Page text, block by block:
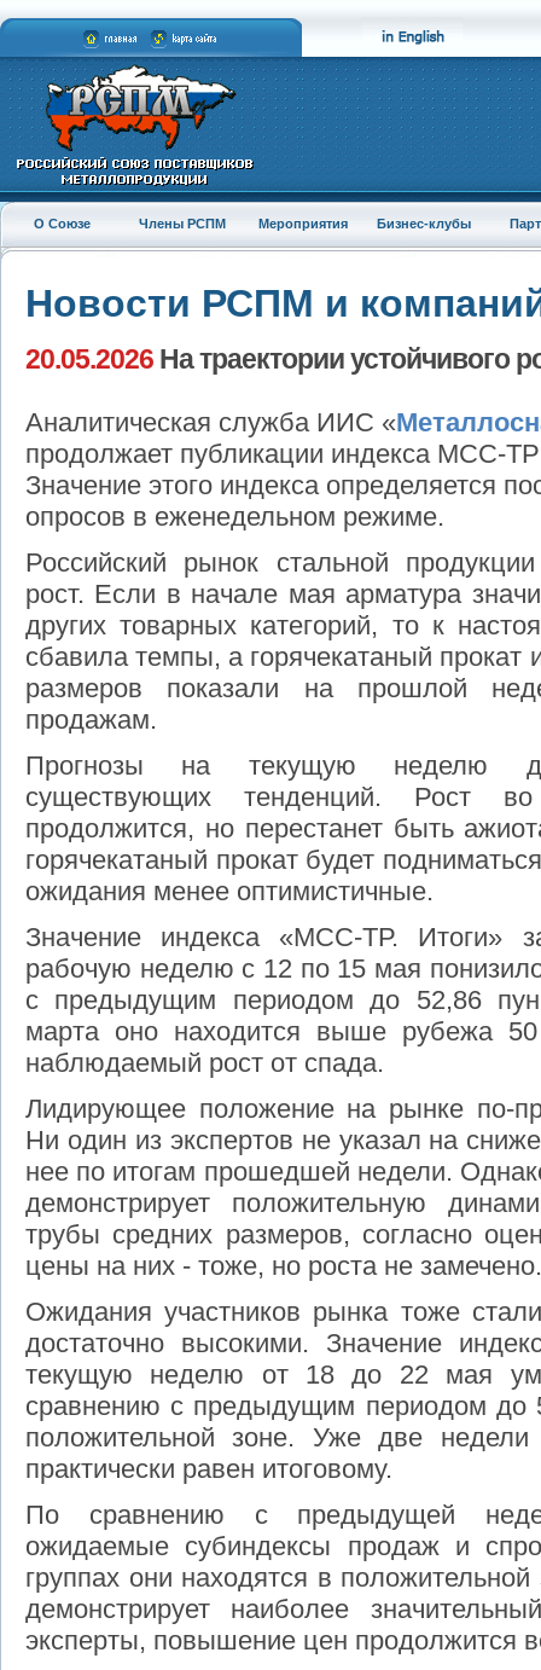
О Союзе Члены РСПМ Мероприятия Бизнес-клубы
Новости РСПМ и
20.05.2026 На траектории устойчивого
Аналитическая служба ИИС «
продолжает публикации индекса МСС-
Значение этого индекса определяется
опросов в еженедельном режиме.
Российский рынок стальной
рост. Если в начале мая арматура
других товарных категорий, то к
сбавила темпы, а горячекатаный
размеров показали на прошлой
продажам.
Прогнозы на текущую неделю
существующих тенденций. Рост
продолжится, но перестанет быть
горячекатаный прокат будет
ожидания менее оптимистичные.
Значение индекса «МСС-ТР. Итоги»
рабочую неделю с 12 по 15 мая
с предыдущим периодом до 52,86
марта оно находится выше рубежа 50
наблюдаемый рост от спада.
Лидирующее положение на рынке по-
Ни один из экспертов не указал на
нее по итогам прошедшей недели.
демонстрирует положительную
трубы средних размеров, согласно
цены на них - тоже, но роста не замечено.
Ожидания участников рынка тоже
достаточно высокими. Значение
текущую неделю от 18 до 22 мая
сравнению с предыдущим периодом до
положительной зоне. Уже две
практически равен итоговому.
По сравнению с предыдущей
ожидаемые субиндексы продаж и
группах они находятся в
демонстрирует наиболее
эксперты, повышение цен продолжится